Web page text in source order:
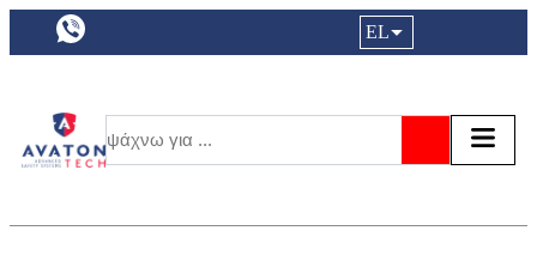
a11y.languageSelection:
EL